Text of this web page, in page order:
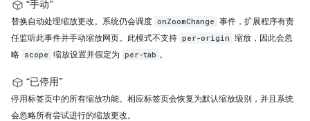
“手动”
替换自动处理缩放更改。系统仍会调度 onZoomChange 事件，扩展程序有责
任监听此事件并手动缩放网页。此模式不支持 per-origin 缩放，因此会忽
略 scope 缩放设置并假定为 per-tab 。
“已停用”
停用标签页中的所有缩放功能。相应标签页会恢复为默认缩放级别，并且系统
会忽略所有尝试进行的缩放更改。